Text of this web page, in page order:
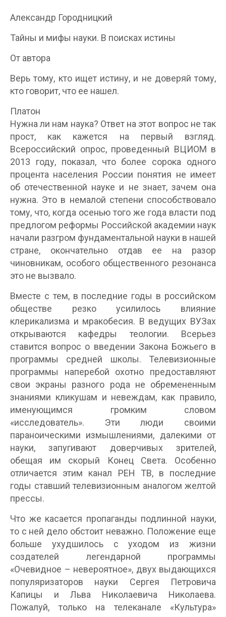
Александр Городницкий
Тайны и мифы науки. В поисках истины
От автора
Верь тому, кто ищет истину, и не доверяй тому,
кто говорит, что ее нашел.
Платон
Нужна ли нам наука? Ответ на этот вопрос не так
прост, как кажется на первый взгляд.
Всероссийский опрос, проведенный ВЦИОМ в
2013 году, показал, что более сорока одного
процента населения России понятия не имеет
об отечественной науке и не знает, зачем она
нужна. Это в немалой степени способствовало
тому, что, когда осенью того же года власти под
предлогом реформы Российской академии наук
начали разгром фундаментальной науки в нашей
стране, окончательно отдав ее на разор
чиновникам, особого общественного резонанса
это не вызвало.
Вместе с тем, в последние годы в российском
обществе резко усилилось влияние
клерикализма и мракобесия. В ведущих ВУЗах
открываются кафедры теологии. Всерьез
ставится вопрос о введении Закона Божьего в
программы средней школы. Телевизионные
программы наперебой охотно предоставляют
свои экраны разного рода не обремененным
знаниями кликушам и невеждам, как правило,
именующимся громким словом
«исследователь». Эти люди своими
параноическими измышлениями, далекими от
науки, запугивают доверчивых зрителей,
обещая им скорый Конец Света. Особенно
отличается этим канал РЕН ТВ, в последние
годы ставший телевизионным аналогом желтой
прессы.
Что же касается пропаганды подлинной науки,
то с ней дело обстоит неважно. Положение еще
больше ухудшилось с уходом из жизни
создателей легендарной программы
«Очевидное – невероятное», двух выдающихся
популяризаторов науки Сергея Петровича
Капицы и Льва Николаевича Николаева.
Пожалуй, только на телеканале «Культура»